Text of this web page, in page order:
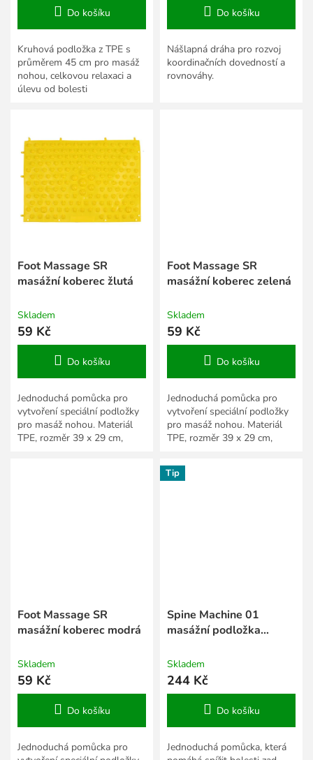
Do košíku
Kruhová podložka z TPE s
průměrem 45 cm pro masáž
nohou, celkovou relaxaci a
úlevu od bolesti
Do košíku
Nášlapná dráha pro rozvoj
koordinačních dovedností a
rovnováhy.
Foot Massage SR
masážní koberec žlutá
Skladem
59 Kč
Do košíku
Jednoduchá pomůcka pro
vytvoření speciální podložky
pro masáž nohou. Materiál
TPE, rozměr 39 x 29 cm,
Foot Massage SR
masážní koberec zelená
Skladem
59 Kč
Do košíku
Jednoduchá pomůcka pro
vytvoření speciální podložky
pro masáž nohou. Materiál
TPE, rozměr 39 x 29 cm,
plochy.
Foot Massage SR
masážní koberec modrá
Skladem
59 Kč
Do košíku
Jednoduchá pomůcka pro
Tip
Spine Machine 01
masážní podložka
Skladem
244 Kč
Do košíku
Jednoduchá pomůcka, která